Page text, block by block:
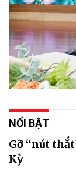
NỔI BẬT
Gỡ “nút
Kỳ